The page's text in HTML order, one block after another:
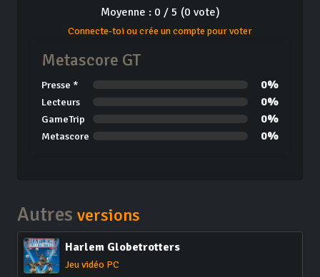
Moyenne : 0 / 5 (0 vote)
Connecte-toi ou crée un compte pour voter
Metascore GT
Presse * 0%
Lecteurs 0%
GameTrip 0%
Metascore 0%
Autres versions
Harlem Globetrotters
Jeu vidéo PC